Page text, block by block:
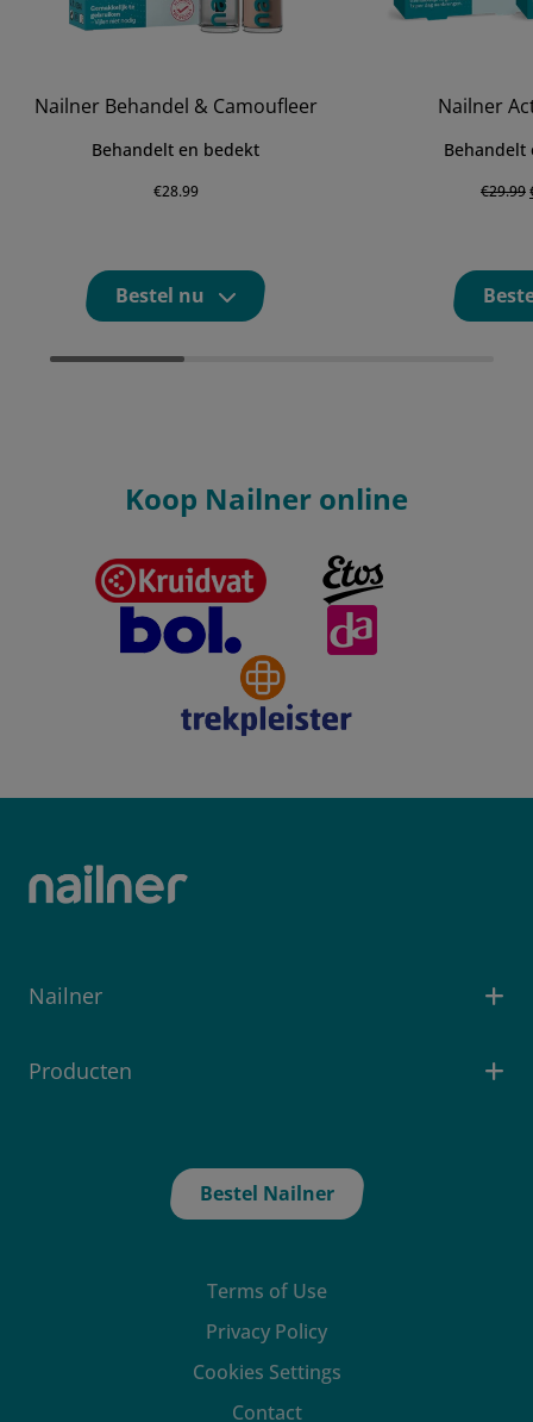
Nailner Behandel & Camoufleer
Behandelt en bedekt
€28.99
Bestel nu
Nailner
Behandelt
€29.99
Koop Nailner online
Nailner
Producten
Bestel Nailner
Terms of Use
Privacy Policy
Cookies Settings
Contact